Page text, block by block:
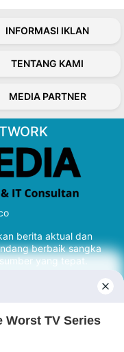
INFORMASI IKLAN
TENTANG KAMI
MEDIA PARTNER
berita aktual dan
berbaik sangka
yang tepat.